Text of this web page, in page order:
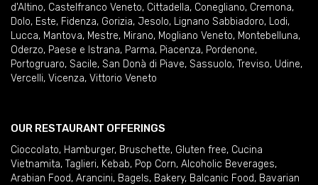
d'Altino, Castelfranco Veneto, Cittadella, Conegliano, Cremona,
Dolo, Este, Fidenza, Gorizia, Jesolo, Lignano Sabbiadoro, Lodi,
Lucca, Mantova, Mestre, Mirano, Mogliano Veneto, Montebelluna,
Oderzo, Paese e Istrana, Parma, Piacenza, Pordenone,
Portogruaro, Sacile, San Donà di Piave, Sassuolo, Treviso, Udine,
Vercelli, Vicenza, Vittorio Veneto
OUR RESTAURANT OFFERINGS
Cioccolato, Hamburger, Bruschette, Gluten free, Cucina
Vietnamita, Taglieri, Kebab, Pop Corn, Alcoholic Beverages,
Arabian Food, Arancini, Bagels, Bakery, Balcanic Food, Bavarian